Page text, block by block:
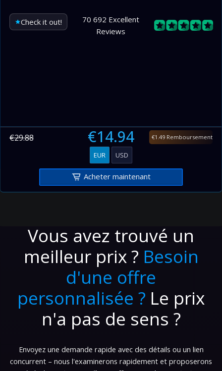
400–500
Check it out!
70 692 Excellent
Reviews
€29.88 €14.94 €1.49 Remboursement
EUR USD
Acheter maintenant
Vous avez trouvé un
meilleur prix ? Besoin
d'une offre
personnalisée ? Le prix
n'a pas de sens ?
Envoyez une demande rapide avec des détails ou un lien
concurrent – nous l'examinerons rapidement et proposerons